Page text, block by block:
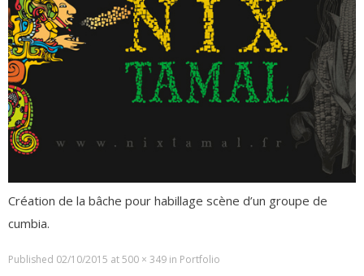
Création de la bâche pour habillage scène d’un groupe de
cumbia.
Published 02/10/2015 at500 × 349 in Portfolio